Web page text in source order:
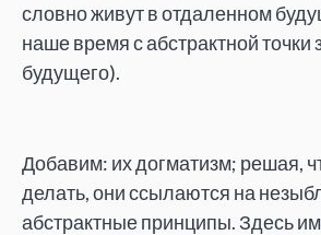
словно живут в отдаленном
наше время с абстрактной точки
будущего).
Добавим: их догматизм; решая,
делать, они ссылаются на
абстрактные принципы. Здесь